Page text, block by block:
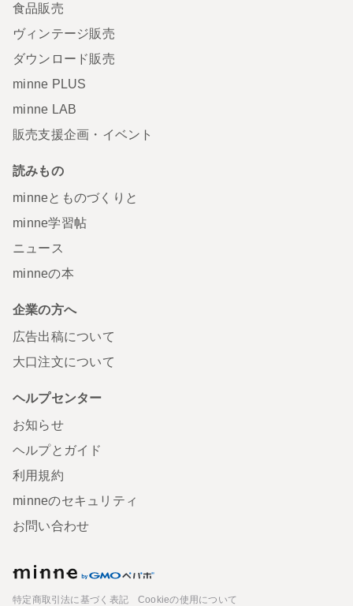
食品販売
ヴィンテージ販売
ダウンロード販売
minne PLUS
minne LAB
販売支援企画・イベント
読みもの
minneとものづくりと
minne学習帖
ニュース
minneの本
企業の方へ
広告出稿について
大口注文について
ヘルプセンター
お知らせ
ヘルプとガイド
利用規約
minneのセキュリティ
お問い合わせ
特定商取引法に基づく表記
Cookieの使用について